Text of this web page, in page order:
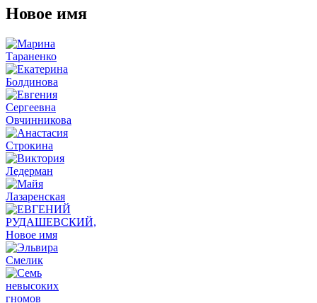
Новое имя